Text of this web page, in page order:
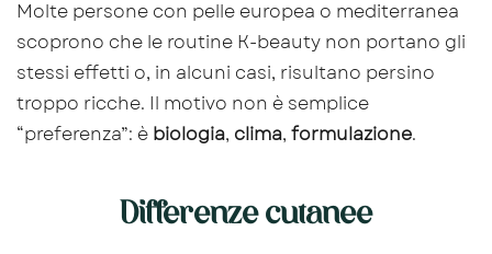
Molte persone con pelle europea o mediterranea
scoprono che le routine K-beauty non portano gli
stessi effetti o, in alcuni casi, risultano persino
troppo ricche. Il motivo non è semplice
“preferenza”: è biologia, clima, formulazione.
Differenze cutanee